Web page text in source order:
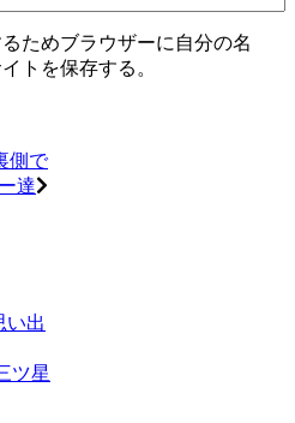
ためブラウザーに自分の名
トを保存する。
側で
達
い出
ツ星